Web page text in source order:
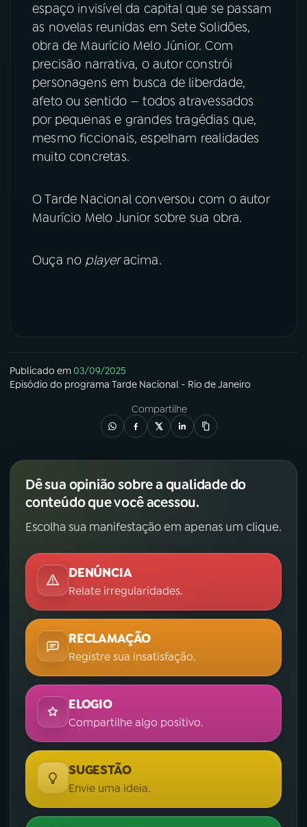
08FESTIVAL DE MÚSICA
ACOMPANHE A RÁDIO NACIONAL
YouTube Facebook
Instagram X
espaço invisível da capital que se passam
as novelas reunidas em Sete Solidões,
obra de Maurício Melo Júnior. Com
precisão narrativa, o autor constrói
personagens em busca de liberdade,
afeto ou sentido — todos atravessados
por pequenas e grandes tragédias que,
mesmo ficcionais, espelham realidades
muito concretas.
O Tarde Nacional conversou com o autor
Maurício Melo Junior sobre sua obra.
Ouça no playeracima.
Publicado em03/09/2025
Episódio do programa Tarde Nacional - Rio de Janeiro
Compartilhe
Dê sua opinião sobre a qualidade do
conteúdo que você acessou.
Escolha sua manifestação em apenas um clique.
DENÚNCIA
Relate irregularidades.
RECLAMAÇÃO
Registre sua insatisfação.
ELOGIO
Compartilhe algo positivo.
SUGESTÃO
Envie uma ideia.